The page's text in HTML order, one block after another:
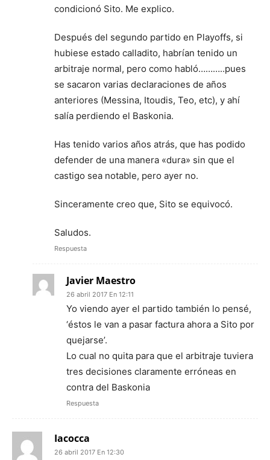
condicionó Sito. Me explico.
Después del segundo partido en Playoffs, si
hubiese estado calladito, habrían tenido un
arbitraje normal, pero como habló………..pues
se sacaron varias declaraciones de años
anteriores (Messina, Itoudis, Teo, etc), y ahí
salía perdiendo el Baskonia.
Has tenido varios años atrás, que has podido
defender de una manera «dura» sin que el
castigo sea notable, pero ayer no.
Sinceramente creo que, Sito se equivocó.
Saludos.
Respuesta
Javier Maestro
26 abril 2017 En 12:11
Yo viendo ayer el partido también lo pensé,
‘éstos le van a pasar factura ahora a Sito por
quejarse’.
Lo cual no quita para que el arbitraje tuviera
tres decisiones claramente erróneas en
contra del Baskonia
Respuesta
Iacocca
26 abril 2017 En 12:30